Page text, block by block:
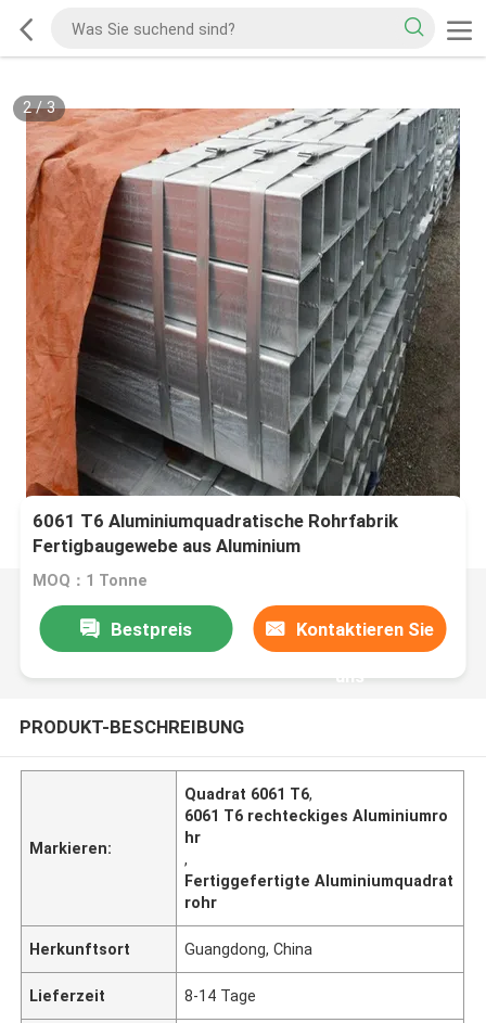
2/3
6061 T6 Aluminiumquadratische Rohrfabrik
Fertigbaugewebe aus Aluminium
MOQ：1 Tonne
Bestpreis Kontaktieren Sie
uns
PRODUKT-BESCHREIBUNG
Markieren:
Quadrat 6061 T6,
6061 T6 rechteckiges Aluminiumro
hr
,
Fertiggefertigte Aluminiumquadrat
rohr
Herkunftsort Guangdong, China
Lieferzeit 8-14 Tage